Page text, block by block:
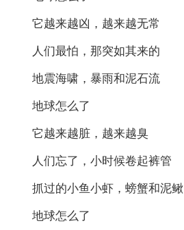
它越来越凶，越来越无常
人们最怕，那突如其来的
地震海啸，暴雨和泥石流
地球怎么了
它越来越脏，越来越臭
人们忘了，小时候卷起裤管
抓过的小鱼小虾，螃蟹和泥鳅
地球怎么了